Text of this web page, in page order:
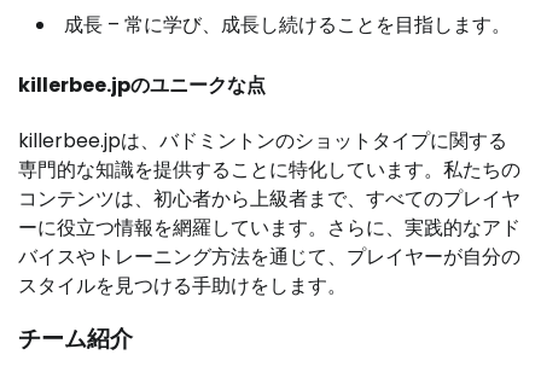
成長 – 常に学び、成長し続けることを目指します。
killerbee.jpのユニークな点
killerbee.jpは、バドミントンのショットタイプに関する
専門的な知識を提供することに特化しています。私たちの
コンテンツは、初心者から上級者まで、すべてのプレイヤ
ーに役立つ情報を網羅しています。さらに、実践的なアド
バイスやトレーニング方法を通じて、プレイヤーが自分の
スタイルを見つける手助けをします。
チーム紹介